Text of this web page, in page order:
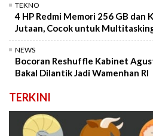
TEKNO
4 HP Redmi Memori 256 GB dan
Jutaan, Cocok untuk
NEWS
Bocoran Reshuffle Kabinet
Bakal Dilantik Jadi Wamenhan RI
TERKINI